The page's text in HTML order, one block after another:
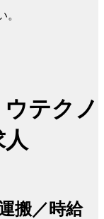
。
テクノ
搬／時給